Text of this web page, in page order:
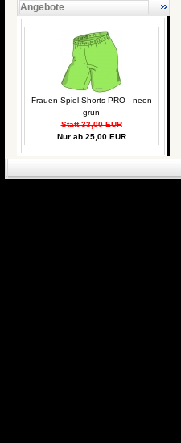
Angebote
Frauen Spiel Shorts PRO - neon
grün
Statt 33,00 EUR
Nur ab 25,00 EUR